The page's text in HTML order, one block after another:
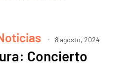
8 agosto, 2024
Concierto